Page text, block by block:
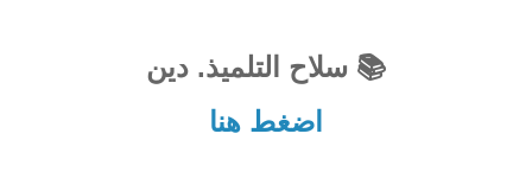
📚 سلاح التلميذ. دين
اضغط هنا